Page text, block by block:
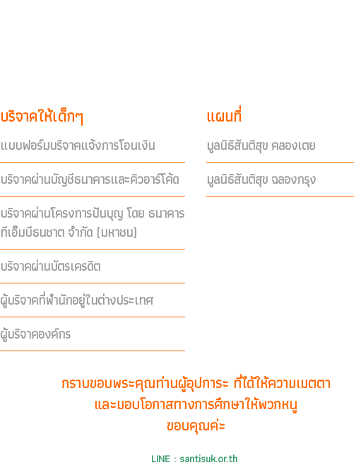
บริจาคให้เด็กๆ
แบบฟอร์มบริจาคแจ้งการโอนเงิน
บริจาคผ่านบัญชีธนาคารและคิวอาร์โค้ด
บริจาคผ่านโครงการปันบุญ โดย ธนาคาร
ทีเอ็มบีธนชาต จำกัด (มหาชน)
บริจาคผ่านบัตรเครดิต
ผู้บริจาคที่พำนักอยู่ในต่างประเทศ
ผู้บริจาคองค์กร
แผนที่
มูลนิธิสันติสุข คลองเตย
มูลนิธิสันติสุข ฉลองกรุง
กราบขอบพระคุณท่านผู้อุปการะ ที่ได้ให้ความเมตตา
และมอบโอกาสทางการศึกษาให้พวกหนู
ขอบคุณค่ะ
LINE : santisuk.or.th